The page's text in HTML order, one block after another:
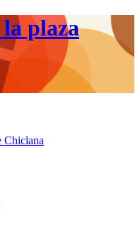
la plaza
Chiclana